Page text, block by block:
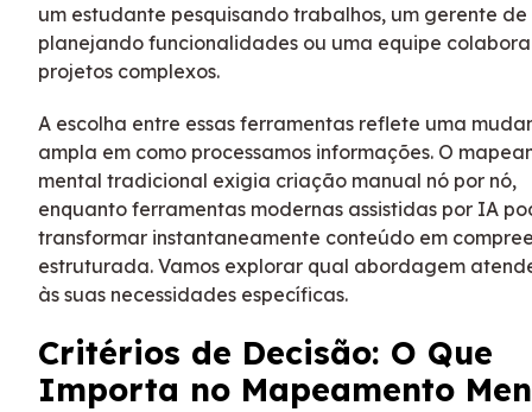
um estudante pesquisando trabalhos, um gerente
planejando funcionalidades ou uma equipe
projetos complexos.
A escolha entre essas ferramentas reflete uma
ampla em como processamos informações. O
mental tradicional exigia criação manual nó por nó,
enquanto ferramentas modernas assistidas por IA
transformar instantaneamente conteúdo em
estruturada. Vamos explorar qual abordagem
às suas necessidades específicas.
Critérios de Decisão: O Que
Importa no Mapeamento